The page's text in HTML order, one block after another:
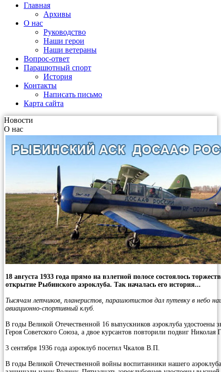
Главная
Архивы
О нас
Руководство
Наши герои
Наши ветераны
Вопрос-ответ
Парашютный спорт
История
Контакты
Написать письмо
Карта сайта
Новости
О нас
18 августа 1933 года прямо на взлетной полосе состоялось
открытие Рыбинского аэроклуба. Так началась его история...
Тысячам летчиков, планеристов, парашютистов дал путевку в небо
авиационно-спортивный клуб.
В годы Великой Отечественной 16 выпускников аэроклуба удостоены
Героя Советского Союза, а двое курсантов повторили подвиг Николая
3 сентября 1936 года аэроклуб посетил Чкалов В.П.
В годы Великой Отечественной войны воспитанники нашего